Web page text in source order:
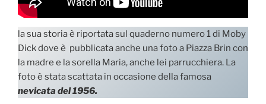
la sua storia è riportata sul quaderno numero 1 di Moby
Dick dove è pubblicata anche una foto a Piazza Brin con
la madre e la sorella Maria, anche lei parrucchiera. La
foto è stata scattata in occasione della famosa
nevicata del 1956.